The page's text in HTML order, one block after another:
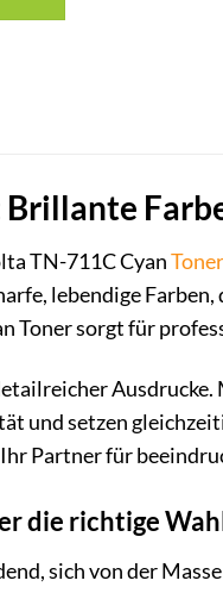
TN-711C CyanToner
lebendige
sorgt für
Ausdrucke.
und setzen
Partner für
die richtige
sich von der